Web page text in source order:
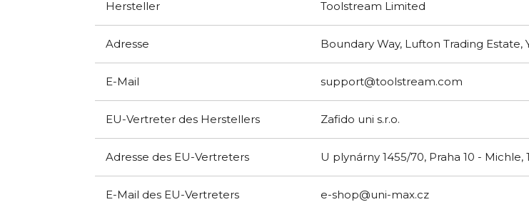
Hersteller Toolstream Limited
Adresse Boundary Way, Lufton Trading
E-Mail support@toolstream.com
EU-Vertreter des Herstellers Zafido uni s.r.o.
Adresse des EU-Vertreters U plynárny 1455/70, Praha 10 - Michle,
E-Mail des EU-Vertreters e-shop@uni-max.cz